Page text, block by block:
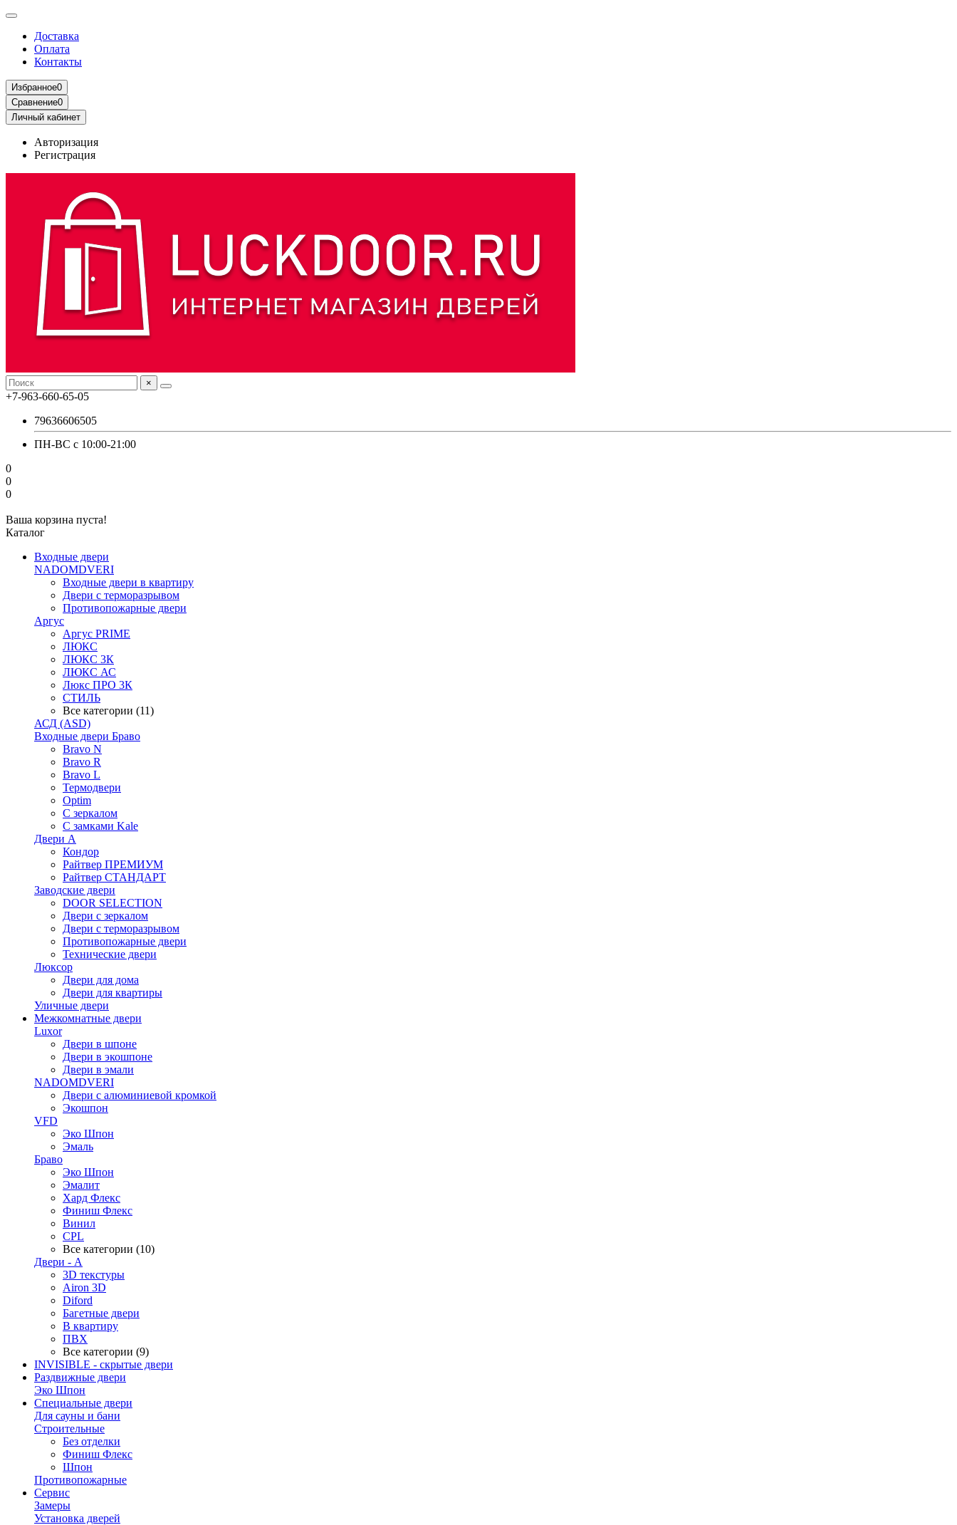
Доставка
Оплата
Контакты
Избранное0
Сравнение0
Личный кабинет
Авторизация
Регистрация
×
+7-963-660-65-05
79636606505
ПН-ВС с 10:00-21:00
0
0
0
Ваша корзина пуста!
Каталог
Входные двери
NADOMDVERI
Входные двери в квартиру
Двери с терморазрывом
Противопожарные двери
Аргус
Аргус PRIME
ЛЮКС
ЛЮКС 3К
ЛЮКС АС
Люкс ПРО 3К
СТИЛЬ
Все категории (11)
АСД (ASD)
Входные двери Браво
Bravo N
Bravo R
Bravo L
Термодвери
Optim
С зеркалом
С замками Kale
Двери А
Кондор
Райтвер ПРЕМИУМ
Райтвер СТАНДАРТ
Заводские двери
DOOR SELECTION
Двери с зеркалом
Двери с терморазрывом
Противопожарные двери
Технические двери
Люксор
Двери для дома
Двери для квартиры
Уличные двери
Межкомнатные двери
Luxor
Двери в шпоне
Двери в экошпоне
Двери в эмали
NADOMDVERI
Двери с алюминиевой кромкой
Экошпон
VFD
Эко Шпон
Эмаль
Браво
Эко Шпон
Эмалит
Хард Флекс
Финиш Флекс
Винил
CPL
Все категории (10)
Двери - А
3D текстуры
Airon 3D
Diford
Багетные двери
В квартиру
ПВХ
Все категории (9)
INVISIBLE - скрытые двери
Раздвижные двери
Эко Шпон
Специальные двери
Для сауны и бани
Строительные
Без отделки
Финиш Флекс
Шпон
Противопожарные
Сервис
Замеры
Установка дверей